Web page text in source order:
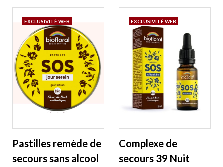
Pastilles remède de
secours sans alcool
EXCLUSIVITÉ WEB
Complexe de
secours 39 Nuit
EXCLUSIVITÉ WEB